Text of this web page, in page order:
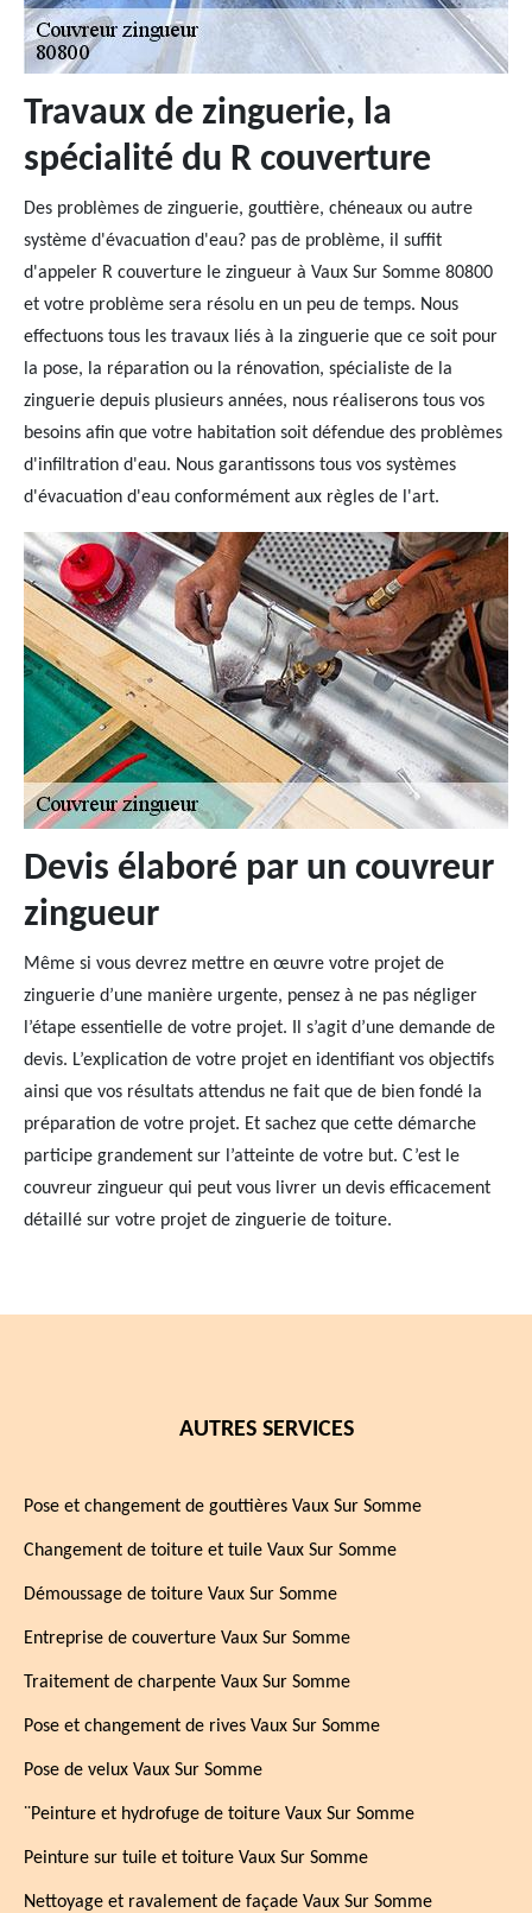
Travaux de zinguerie, la
spécialité du R couverture
Des problèmes de zinguerie, gouttière, chéneaux ou autre
système d'évacuation d'eau? pas de problème, il suffit
d'appeler R couverture le zingueur à Vaux Sur Somme 80800
et votre problème sera résolu en un peu de temps. Nous
effectuons tous les travaux liés à la zinguerie que ce soit pour
la pose, la réparation ou la rénovation, spécialiste de la
zinguerie depuis plusieurs années, nous réaliserons tous vos
besoins afin que votre habitation soit défendue des problèmes
d'infiltration d'eau. Nous garantissons tous vos systèmes
d'évacuation d'eau conformément aux règles de l'art.
Devis élaboré par un couvreur
zingueur
Même si vous devrez mettre en œuvre votre projet de
zinguerie d’une manière urgente, pensez à ne pas négliger
l’étape essentielle de votre projet. Il s’agit d’une demande de
devis. L’explication de votre projet en identifiant vos objectifs
ainsi que vos résultats attendus ne fait que de bien fondé la
préparation de votre projet. Et sachez que cette démarche
participe grandement sur l’atteinte de votre but. C’est le
couvreur zingueur qui peut vous livrer un devis efficacement
détaillé sur votre projet de zinguerie de toiture.
AUTRES SERVICES
Pose et changement de gouttières Vaux Sur Somme
Changement de toiture et tuile Vaux Sur Somme
Démoussage de toiture Vaux Sur Somme
Entreprise de couverture Vaux Sur Somme
Traitement de charpente Vaux Sur Somme
Pose et changement de rives Vaux Sur Somme
Pose de velux Vaux Sur Somme
¨Peinture et hydrofuge de toiture Vaux Sur Somme
Peinture sur tuile et toiture Vaux Sur Somme
Nettoyage et ravalement de façade Vaux Sur Somme